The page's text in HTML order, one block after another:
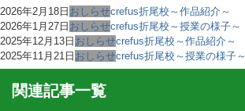
2026年2月18日 おしらせcrefus折尾校～作品紹介～
2026年1月27日 おしらせcrefus折尾校～授業の様子～
2025年12月13日 おしらせcrefus折尾校～作品紹介～
2025年11月21日 おしらせcrefus折尾校～授業の様子～
関連記事一覧